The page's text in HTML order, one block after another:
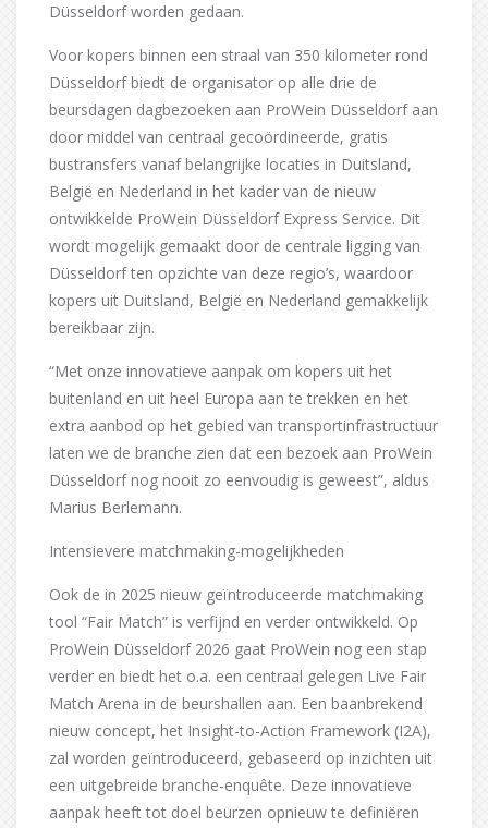
Düsseldorf worden gedaan.
Voor kopers binnen een straal van 350 kilometer rond
Düsseldorf biedt de organisator op alle drie de
beursdagen dagbezoeken aan ProWein Düsseldorf aan
door middel van centraal gecoördineerde, gratis
bustransfers vanaf belangrijke locaties in Duitsland,
België en Nederland in het kader van de nieuw
ontwikkelde ProWein Düsseldorf Express Service. Dit
wordt mogelijk gemaakt door de centrale ligging van
Düsseldorf ten opzichte van deze regio’s, waardoor
kopers uit Duitsland, België en Nederland gemakkelijk
bereikbaar zijn.
“Met onze innovatieve aanpak om kopers uit het
buitenland en uit heel Europa aan te trekken en het
extra aanbod op het gebied van transportinfrastructuur
laten we de branche zien dat een bezoek aan ProWein
Düsseldorf nog nooit zo eenvoudig is geweest”, aldus
Marius Berlemann.
Intensievere matchmaking-mogelijkheden
Ook de in 2025 nieuw geïntroduceerde matchmaking
tool “Fair Match” is verfijnd en verder ontwikkeld. Op
ProWein Düsseldorf 2026 gaat ProWein nog een stap
verder en biedt het o.a. een centraal gelegen Live Fair
Match Arena in de beurshallen aan. Een baanbrekend
nieuw concept, het Insight-to-Action Framework (I2A),
zal worden geïntroduceerd, gebaseerd op inzichten uit
een uitgebreide branche-enquête. Deze innovatieve
aanpak heeft tot doel beurzen opnieuw te definiëren